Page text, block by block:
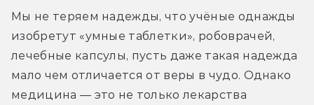
Мы не теряем надежды, что учёные однажды
изобретут «умные таблетки», робоврачей,
лечебные капсулы, пусть даже такая надежда
мало чем отличается от веры в чудо. Однако
медицина — это не только лекарства